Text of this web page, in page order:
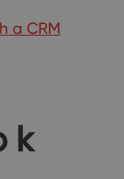
a CRM
k